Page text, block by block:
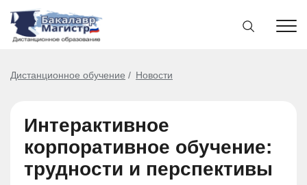
Дистанционное обучение Новости
Интерактивное
корпоративное обучение:
трудности и перспективы